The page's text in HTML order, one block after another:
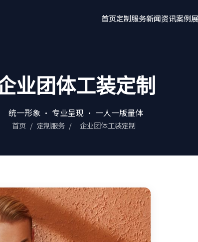
首页定制服务新闻资讯案例
业团体工装定制
统一形象 · 专业呈现 · 一人一版量体
首页 / 定制服务 / 企业团体工装定制